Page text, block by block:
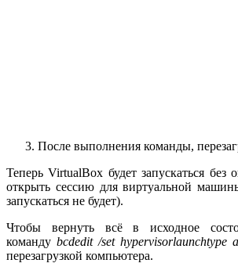
После выполнения команды,
Теперь VirtualBox будет запускаться без
открыть сессию для виртуальной
запускаться не будет).
Чтобы вернуть всё в исходное
команду bcdedit /set hypervisorlaunchtype
перезагрузкой компьютера.